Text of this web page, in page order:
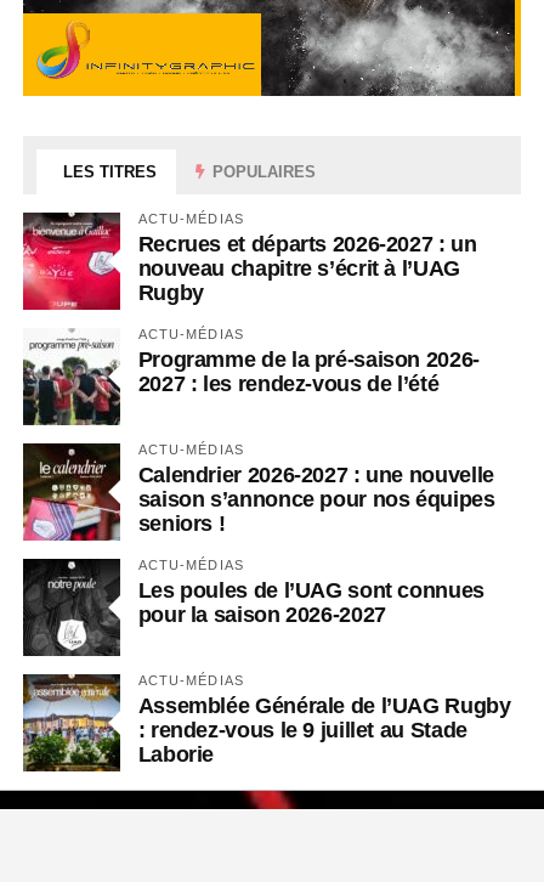
LES TITRES POPULAIRES
ACTU-MÉDIAS
Recrues et départs 2026-2027 : un
nouveau chapitre s’écrit à l’UAG
Rugby
ACTU-MÉDIAS
Programme de la pré-saison 2026-
2027 : les rendez-vous de l’été
ACTU-MÉDIAS
Calendrier 2026-2027 : une nouvelle
saison s’annonce pour nos équipes
seniors !
ACTU-MÉDIAS
Les poules de l’UAG sont connues
pour la saison 2026-2027
ACTU-MÉDIAS
Assemblée Générale de l’UAG Rugby
: rendez-vous le 9 juillet au Stade
Laborie